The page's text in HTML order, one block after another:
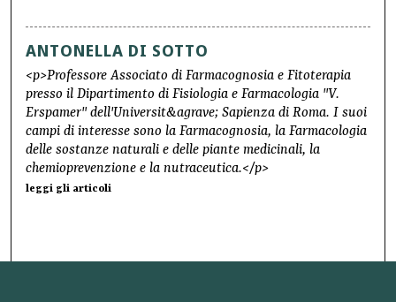
ANTONELLA DI SOTTO
<p>Professore Associato di Farmacognosia e Fitoterapia
presso il Dipartimento di Fisiologia e Farmacologia "V.
Erspamer" dell'Universit&agrave; Sapienza di Roma. I suoi
campi di interesse sono la Farmacognosia, la Farmacologia
delle sostanze naturali e delle piante medicinali, la
chemioprevenzione e la nutraceutica.</p>
leggi gli articoli